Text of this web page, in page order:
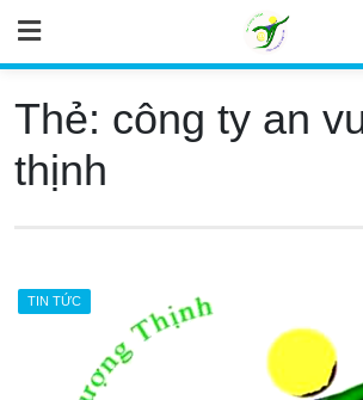
content
Thẻ: công ty an
thịnh
TIN TỨC